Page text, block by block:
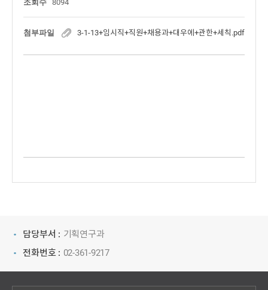
조회수
8094
첨부파일 3-1-13+임시직+직원+채용과+대우에+관한+세칙.pdf
담당부서 : 기획연구과
전화번호 : 02-361-9217